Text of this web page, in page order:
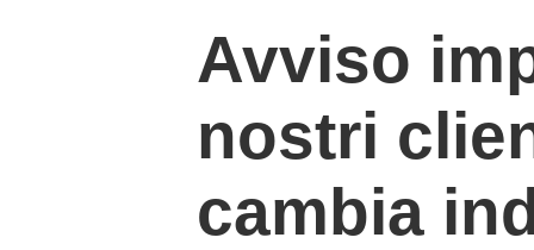
Avviso
nostri
cambia